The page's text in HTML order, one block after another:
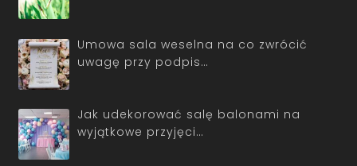
Umowa sala weselna na co zwrócić
uwagę przy podpis…
Jak udekorować salę balonami na
wyjątkowe przyjęci…